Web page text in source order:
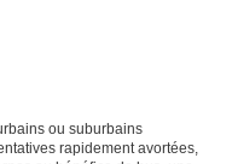
ou suburbains
rapidement avortées,